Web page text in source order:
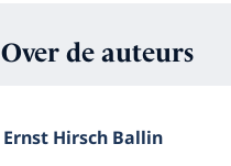
Over de auteurs
Ernst Hirsch Ballin